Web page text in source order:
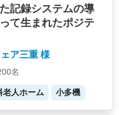
記録システムの導
て生まれたポジテ
ア三重 様
名
老人ホーム 小多機